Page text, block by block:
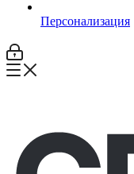
Персонализация